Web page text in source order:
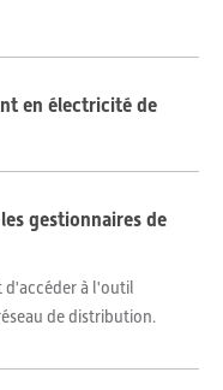
en électricité de
gestionnaires de
à l'outil
de distribution.